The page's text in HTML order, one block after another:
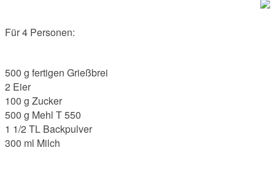
Für 4 Personen:
500 g fertigen Grießbrei
2 Eier
100 g Zucker
500 g Mehl T 550
1 1/2 TL Backpulver
300 ml Milch